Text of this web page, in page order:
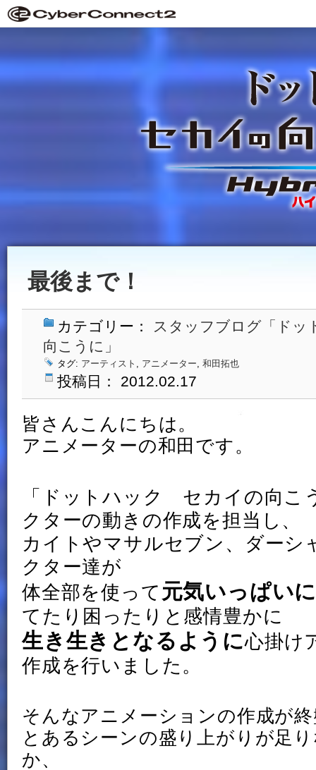
最後まで！
カテゴリー：
スタッフブログ「ド
向こうに」
タグ: アーティスト , アニメーター, 和田拓也
投稿日： 2012.02.17
皆さんこんにちは。
アニメーターの和田です。
「ドットハック セカイの向こ
クターの動きの作成を担当し、
カイトやマサルセブン、ダーシ
クター達が
体全部を使って 元気いっぱい
てたり困ったりと感情豊かに
生き生きとなるように心掛け
作成を行いました。
そんなアニメーションの作成が
とあるシーンの盛り上がりが足
か、